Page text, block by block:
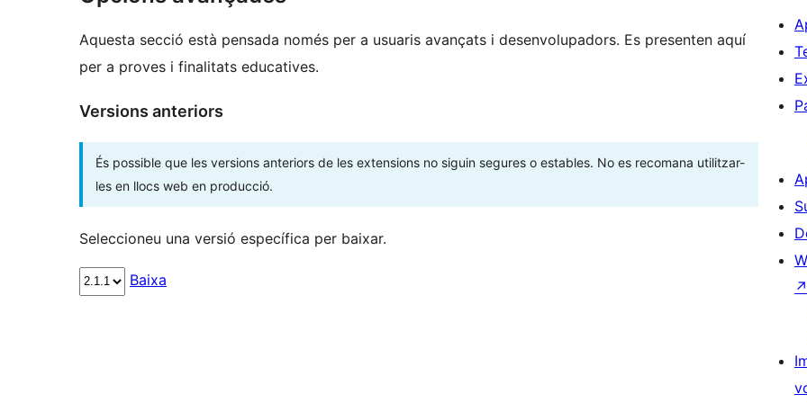
Aquesta secció està pensada només per a usuaris avançats i desenvolupadors. Es presenten aquí
per a proves i finalitats educatives.
Versions anteriors
És possible que les versions anteriors de les extensions no siguin segures o estables. No es recomana utilitzar-
les en llocs web en producció.
Seleccioneu una versió específica per baixar.
Baixa
↗